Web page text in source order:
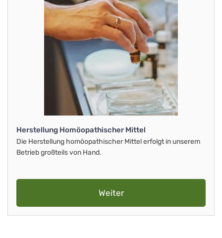
Herstellung Homöopathischer Mittel
Die Herstellung homöopathischer Mittel erfolgt in unserem
Betrieb großteils von Hand.
Weiter